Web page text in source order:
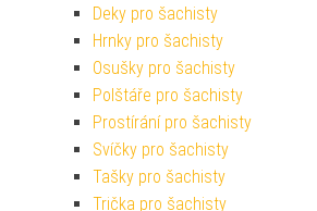
Deky pro šachisty
Hrnky pro šachisty
Osušky pro šachisty
Polštáře pro šachisty
Prostírání pro šachisty
Svíčky pro šachisty
Tašky pro šachisty
Trička pro šachisty